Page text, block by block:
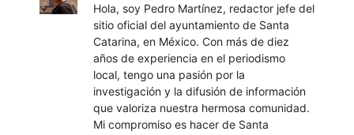
Hola, soy Pedro Martínez, redactor jefe del
sitio oficial del ayuntamiento de Santa
Catarina, en México. Con más de diez
años de experiencia en el periodismo
local, tengo una pasión por la
investigación y la difusión de información
que valoriza nuestra hermosa comunidad.
Mi compromiso es hacer de Santa